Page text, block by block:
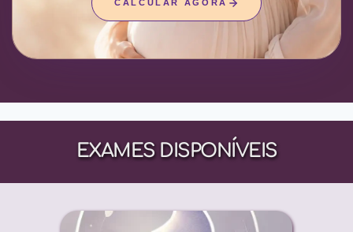
CALCULAR AGORA
EXAMES DISPONÍVEIS